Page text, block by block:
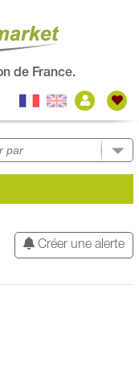
de France.
Créer une alerte